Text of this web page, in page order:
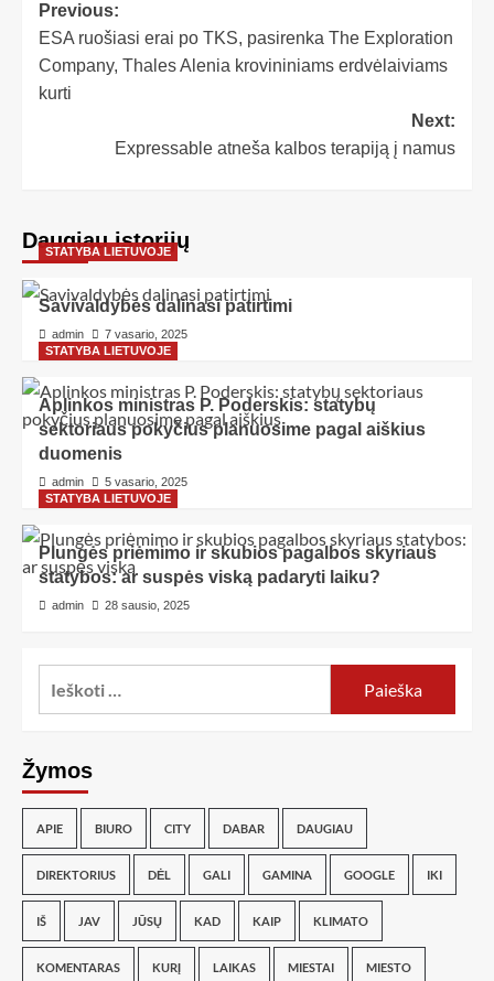
Previous:
ESA ruošiasi erai po TKS, pasirenka The Exploration
Company, Thales Alenia krovininiams erdvėlaiviams
kurti
Next:
Expressable atneša kalbos terapiją į namus
Daugiau istorijų
STATYBA LIETUVOJE
Savivaldybės dalinasi patirtimi
admin
7 vasario, 2025
STATYBA LIETUVOJE
Aplinkos ministras P. Poderskis: statybų
sektoriaus pokyčius planuosime pagal aiškius
duomenis
admin
5 vasario, 2025
STATYBA LIETUVOJE
Plungės priėmimo ir skubios pagalbos skyriaus
statybos: ar suspės viską padaryti laiku?
admin 28 sausio, 2025
Žymos
APIE BIURO CITY DABAR DAUGIAU
DIREKTORIUS DĖL GALI GAMINA GOOGLE IKI
IŠ JAV JŪSŲ KAD KAIP KLIMATO
KOMENTARAS KURĮ LAIKAS MIESTAI MIESTO